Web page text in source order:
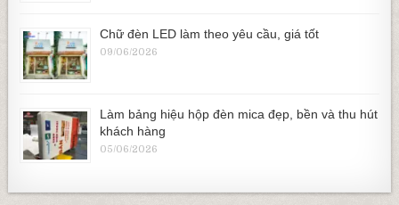
Chữ đèn LED làm theo yêu cầu, giá tốt
09/06/2026
Làm bảng hiệu hộp đèn mica đẹp, bền và thu hút
khách hàng
05/06/2026